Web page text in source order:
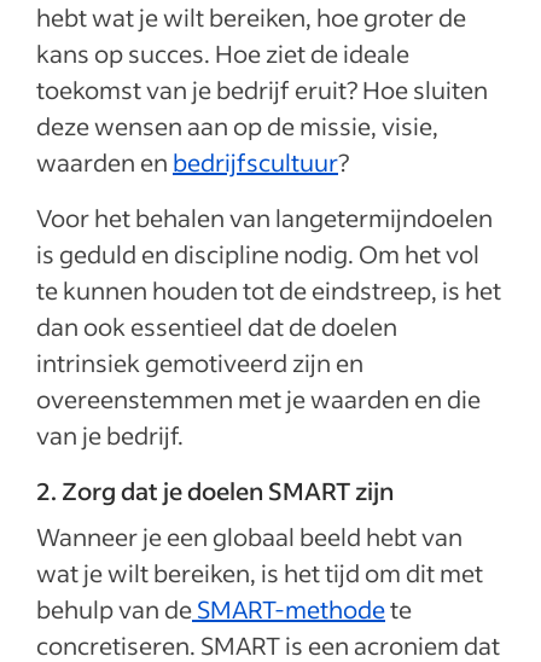
hebt wat je wilt bereiken, hoe groter de
kans op succes. Hoe ziet de ideale
toekomst van je bedrijf eruit? Hoe sluiten
deze wensen aan op de missie, visie,
waarden en bedrijfscultuur?
Voor het behalen van langetermijndoelen
is geduld en discipline nodig. Om het vol
te kunnen houden tot de eindstreep, is het
dan ook essentieel dat de doelen
intrinsiek gemotiveerd zijn en
overeenstemmen met je waarden en die
van je bedrijf.
2. Zorg dat je doelen SMART zijn
Wanneer je een globaal beeld hebt van
wat je wilt bereiken, is het tijd om dit met
behulp van deSMART-methodete
concretiseren. SMART is een acroniem dat